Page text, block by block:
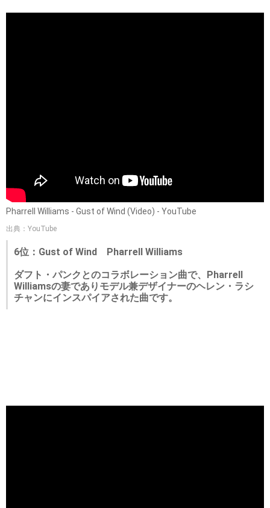
Pharrell Williams - Gust of Wind (Video) - YouTube
出典：YouTube
6位：Gust of Wind Pharrell Williams
ダフト・パンクとのコラボレーション曲で、Pharrell
Williamsの妻でありモデル兼デザイナーのヘレン・ラシ
チャンにインスパイアされた曲です。